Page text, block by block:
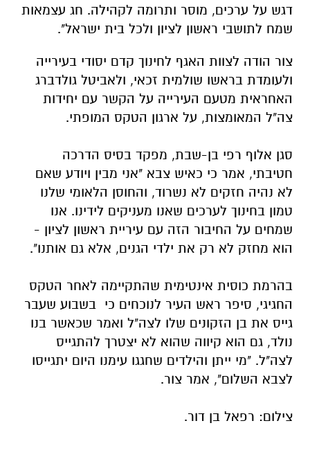
דגש על ערכים, מוסר ותרומה לקהילה. חג עצמאות
שמח לתושבי ראשון לציון ולכל בית ישראל".
צור הודה לצוות האגף לחינוך קדם יסודי בעירייה
ולעומדת בראשו שולמית זכאי, ולאביטל גולדברג
האחראית מטעם העירייה על הקשר עם יחידות
צה"ל המאומצות, על ארגון הטקס המופתי.
סגן אלוף רפי בן-שבת, מפקד בסיס הדרכה
חטיבתי, אמר כי כאיש צבא "אני מבין ויודע שאם
לא נהיה חזקים לא נשרוד, והחוסן הלאומי שלנו
טמון בחינוך לערכים שאנו מעניקים לידינו. אנו
שמחים על החיבור הזה עם עיריית ראשון לציון -
הוא מחזק לא רק את ילדי הגנים, אלא גם אותנו".
בהרמת כוסית אינטימית שהתקיימה לאחר הטקס
החגיגי, סיפר ראש העיר לנוכחים כי בשבוע שעבר
גייס את בן הזקונים שלו לצה"ל ואמר שכאשר בנו
נולד, גם הוא קיווה שהוא לא יצטרך להתגייס
לצה"ל. "מי ייתן והילדים שחגגו עימנו היום יתגייסו
לצבא השלום", אמר צור.
צילום: רפאל בן דור.